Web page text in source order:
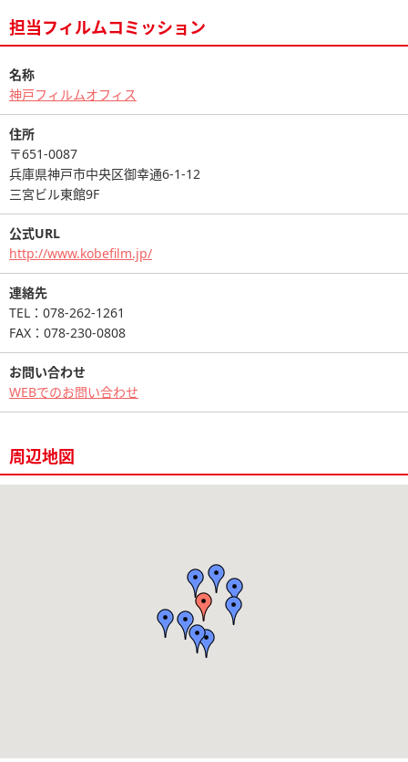
担当フィルムコミッション
名称
神戸フィルムオフィス
住所
〒651-0087
兵庫県神戸市中央区御幸通6-1-12
三宮ビル東館9F
公式URL
http://www.kobefilm.jp/
連絡先
TEL：078-262-1261
FAX：078-230-0808
お問い合わせ
WEBでのお問い合わせ
周辺地図